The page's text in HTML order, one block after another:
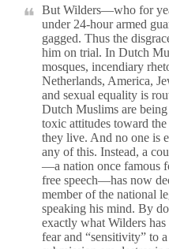
But Wilders—who for
under 24-hour armed
gagged. Thus the
him on trial. In Dutch
mosques, incendiary
Netherlands, America,
and sexual equality is
Dutch Muslims are
toxic attitudes toward
they live. And no one is
any of this. Instead, a
—a nation once famous
free speech—has now
member of the national
speaking his mind. By
exactly what Wilders
fear and “sensitivity” to